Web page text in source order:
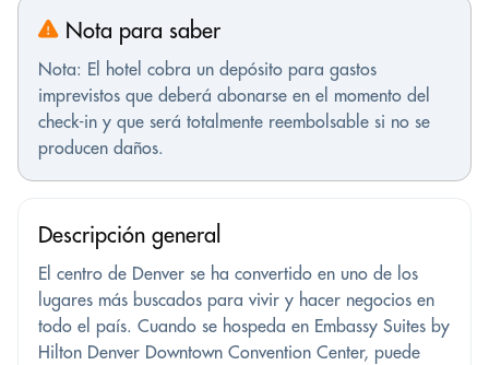
Nota para saber
Nota: El hotel cobra un depósito para gastos
imprevistos que deberá abonarse en el momento del
check-in y que será totalmente reembolsable si no se
producen daños.
Descripción general
El centro de Denver se ha convertido en uno de los
lugares más buscados para vivir y hacer negocios en
todo el país. Cuando se hospeda en Embassy Suites by
Hilton Denver Downtown Convention Center, puede